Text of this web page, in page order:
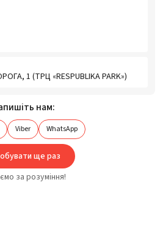
1 (ТРЦ «RESPUBLIKA PARK»)
нам:
Viber WhatsApp
ще раз
за розуміння!